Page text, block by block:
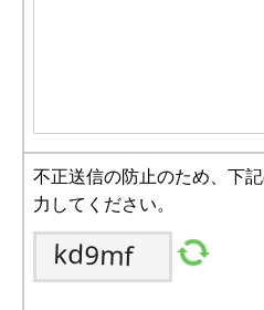
不正送信の防止のため、下
力してください。